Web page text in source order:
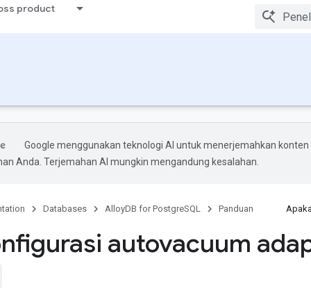
product
Google menggunakan teknologi AI untuk menerjemahkan konten
Anda. Terjemahan AI mungkin mengandung kesalahan.
Databases AlloyDB for PostgreSQL Panduan
autovacuum